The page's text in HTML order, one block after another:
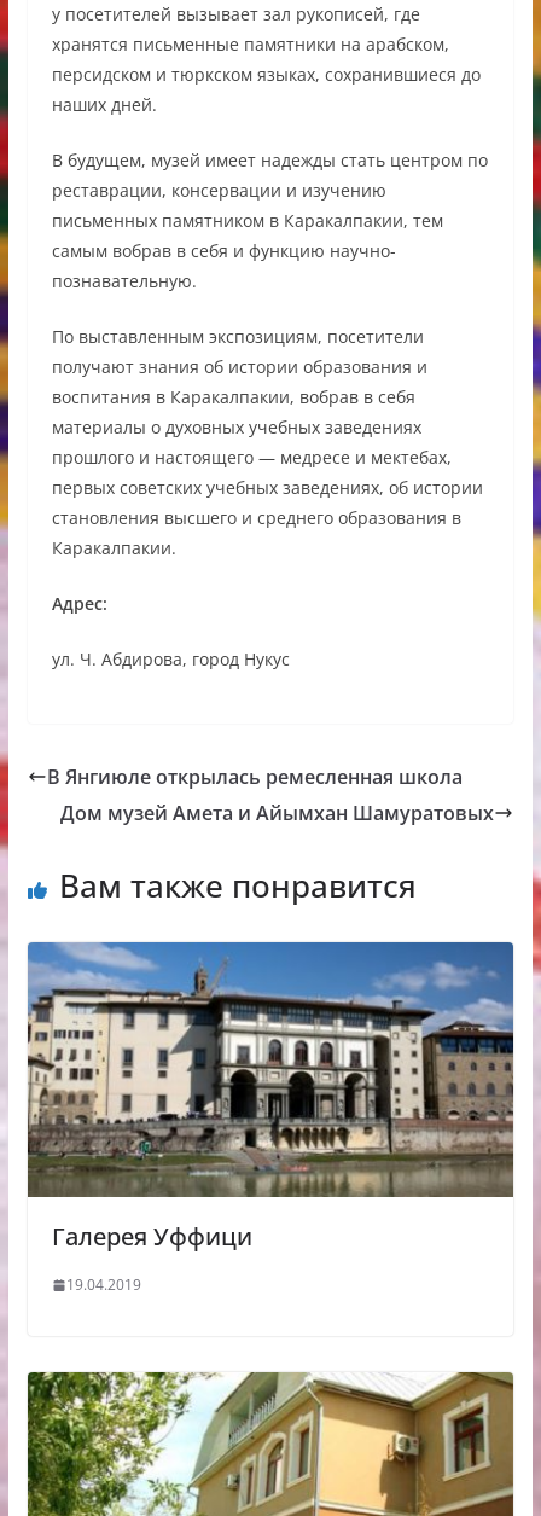
у посетителей вызывает зал рукописей, где
хранятся письменные памятники на арабском,
персидском и тюркском языках, сохранившиеся до
наших дней.
В будущем, музей имеет надежды стать центром по
реставрации, консервации и изучению
письменных памятником в Каракалпакии, тем
самым вобрав в себя и функцию научно-
познавательную.
По выставленным экспозициям, посетители
получают знания об истории образования и
воспитания в Каракалпакии, вобрав в себя
материалы о духовных учебных заведениях
прошлого и настоящего — медресе и мектебax,
первых советских учебных заведениях, об истории
становления высшего и среднего образования в
Каракалпакии.
Адрес:
ул. Ч. Абдирова, город Нукус
В Янгиюле открылась ремесленная школа
Дом музей Амета и Айымхан Шамуратовых
Вам также понравится
Галерея Уффици
19.04.2019